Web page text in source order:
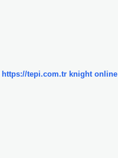
https://tepi.com.tr knight online